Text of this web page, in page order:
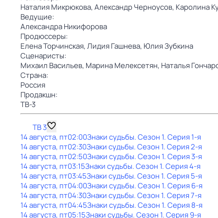
Наталия Микрюкова,Александр Черноусов, Каролина
Ведущие:
Александра Никифорова
Продюссеры:
Елена Торчинская,Лидия Гашнева, Юлия Зубкина
Сценаристы:
Михаил Васильев, Марина Мелексетян, Наталья
Страна:
Россия
Продакшн:
ТВ-3
ТВ 3
14 августа, пт02:00Знаки cyдьбы. Сезон 1. Серия 1-я
14 августа, пт02:30Знаки cyдьбы. Сезон 1. Серия 2-я
14 августа, пт02:50Знаки cyдьбы. Сезон 1. Серия 3-я
14 августа, пт03:15Знаки cyдьбы. Сезон 1. Серия 4-я
14 августа, пт03:45Знаки cyдьбы. Сезон 1. Серия 5-я
14 августа, пт04:00Знаки cyдьбы. Сезон 1. Серия 6-я
14 августа, пт04:30Знаки cyдьбы. Сезон 1. Серия 7-я
14 августа, пт04:45Знаки cyдьбы. Сезон 1. Серия 8-я
14 августа, пт05:15Знаки cyдьбы. Сезон 1. Серия 9-я